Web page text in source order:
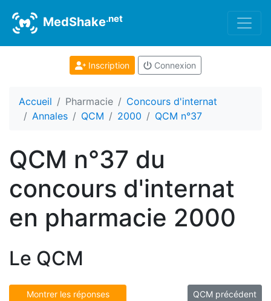
MedShake.net
Inscription Connexion
Accueil Pharmacie
Concours d'internat
Annales
QCM 2000 QCM n°37
QCM n°37 du
concours d'internat
en pharmacie 2000
Le QCM
Montrer les réponses
QCM précédent